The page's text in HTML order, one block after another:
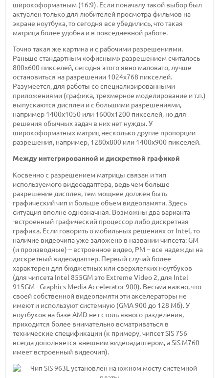
широкоформатным (16:9). Если поначалу такой выбор был
актуален только для любителей просмотра фильмов на
экране ноутбука, то сегодня все убедились, что такая
матрица более удобна и в повседневной работе.
Точно такая же картина и с рабочими разрешениями.
Раньше стандартным «офисным» разрешением считалось
800х600 пикселей, сегодня этого явно маловато, лучше
остановиться на разрешении 1024х768 пикселей.
Разумеется, для работы со специализированными
приложениями (графика, трехмерное моделирование и т.п.)
выпускаются дисплеи и с большими разрешениями,
например 1400х1050 или 1600х1200 пикселей, но для
решения обычных задач в них нет нужды. У
широкоформатных матриц несколько другие пропорции
разрешения, например, 1280х800 или 1400х900 пикселей.
Между интегрированной и дискретной графикой
Косвенно с разрешением матрицы связан и тип
используемого видеоадаптера, ведь чем больше
разрешение дисплея, тем мощнее должен быть
графический чип и больше объем видеопамяти. Здесь
ситуация вполне однозначная. Возможны два варианта
-встроенный графический процессор либо дискретная
графика. Если говорить о мобильных решениях от Intel, то
наличие видеочипа уже заложено в названии чипсета: GM
(и производные) – встроенное видео, PM – все надежды на
дискретный видеоадаптер. Первый случай более
характерен для бюджетных или сверхлегких ноутбуков
(для чипсета Intel 855GM это Extreme Video 2, для Intel
915GM - Graphics Media Accelerator 900). Весьма важно, что
своей собственной видеопамяти эти акселераторы не
имеют и используют системную (GMA 900 до 128 Мб). У
ноутбуков на базе AMD нет столь явного разделения,
приходится более внимательно всматриваться в
технические спецификации (к примеру, чипсет SiS 756
всегда дополняется внешним видеоадаптером, а SiS M760
имеет встроенный видеочип).